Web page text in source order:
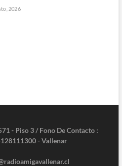
2026
- Piso 3 / Fono De Contacto :
- Vallenar